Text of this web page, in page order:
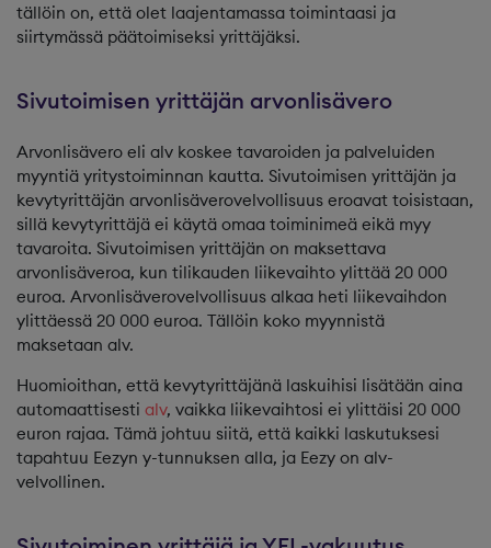
tällöin on, että olet laajentamassa toimintaasi ja
siirtymässä päätoimiseksi yrittäjäksi.
Sivutoimisen yrittäjän arvonlisävero
Arvonlisävero eli alv koskee tavaroiden ja palveluiden
myyntiä yritystoiminnan kautta. Sivutoimisen yrittäjän ja
kevytyrittäjän arvonlisäverovelvollisuus eroavat toisistaan,
sillä kevytyrittäjä ei käytä omaa toiminimeä eikä myy
tavaroita. Sivutoimisen yrittäjän on maksettava
arvonlisäveroa, kun tilikauden liikevaihto ylittää 20 000
euroa. Arvonlisäverovelvollisuus alkaa heti liikevaihdon
ylittäessä 20 000 euroa. Tällöin koko myynnistä
maksetaan alv.
Huomioithan, että kevytyrittäjänä laskuihisi lisätään aina
automaattisesti alv, vaikka liikevaihtosi ei ylittäisi 20 000
euron rajaa. Tämä johtuu siitä, että kaikki laskutuksesi
tapahtuu Eezyn y-tunnuksen alla, ja Eezy on alv-
velvollinen.